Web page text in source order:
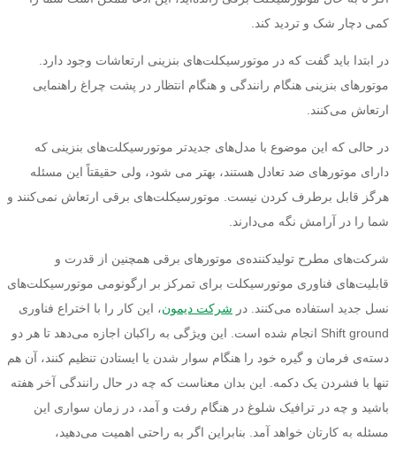
کمی دچار شک و تردید کند.
در ابتدا باید گفت که در موتورسیکلت‌های بنزینی ارتعاشات وجود دارد.
موتورهای بنزینی هنگام رانندگی و هنگام انتظار در پشت چراغ راهنمایی
ارتعاش می‌کنند.
در حالی که این موضوع با مدل‌های جدیدتر موتورسیکلت‌های بنزینی که
دارای موتورهای ضد تعادل هستند، بهتر می شود، ولی حقیقتاً این مسئله
هرگز قابل برطرف کردن نیست. موتورسیکلت‌های برقی ارتعاش نمی‌کنند و
شما را در آرامش نگه می‌دارند.
شرکت‌های مطرح تولیدکننده‌ی موتورهای برقی همچنین از قدرت و
قابلیت‌های فناوری موتورسیکلت برای تمرکز بر ارگونومی موتورسیکلت‌های
نسل جدید استفاده می‌کنند. در شرکت دیمون، این کار را با اختراع فناوری
Shift ground انجام شده است. این ویژگی به راکبان اجازه می‌دهد تا هر دو
دسته‌ی فرمان و گیره خود را هنگام سوار شدن یا ایستادن تنظیم کنند، آن هم
تنها با فشردن یک دکمه. این بدان معناست که چه در حال رانندگی آخر هفته
باشید و چه در ترافیک شلوغ در هنگام رفت و آمد، در زمان سواری این
مسئله به کارتان خواهد آمد. بنابراین اگر به راحتی اهمیت می‌دهید،